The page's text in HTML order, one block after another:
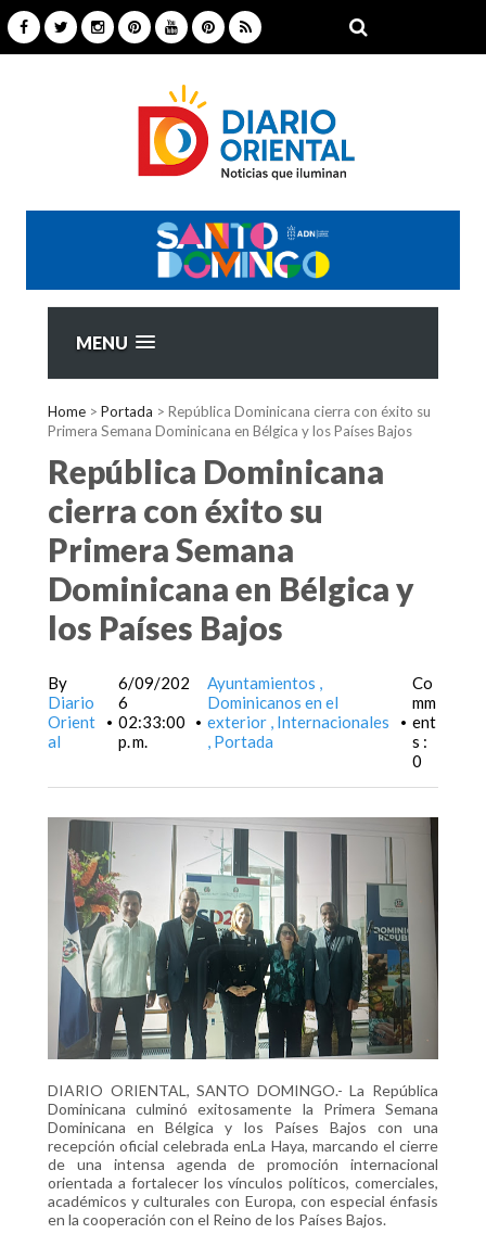
MENU
Home > Portada > República Dominicana cierra con éxito su
Primera Semana Dominicana en Bélgica y los Países Bajos
República Dominicana
cierra con éxito su
Primera Semana
Dominicana en Bélgica y
los Países Bajos
By
Diario
Orient
al
•
6/09/202
6
02:33:00
p. m.
•
Ayuntamientos
Dominicanos en el
exterior Internacionales
Portada
•
Co
mm
ent
s :
0
DIARIO ORIENTAL, SANTO DOMINGO.- La República
Dominicana culminó exitosamente la Primera Semana
Dominicana en Bélgica y los Países Bajos con una
recepción oficial celebrada enLa Haya, marcando el cierre
de una intensa agenda de promoción internacional
orientada a fortalecer los vínculos políticos, comerciales,
académicos y culturales con Europa, con especial énfasis
en la cooperación con el Reino de los Países Bajos.